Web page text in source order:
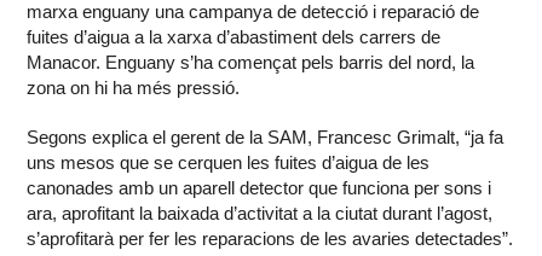
marxa enguany una campanya de detecció i reparació de
fuites d’aigua a la xarxa d’abastiment dels carrers de
Manacor. Enguany s’ha començat pels barris del nord, la
zona on hi ha més pressió.
Segons explica el gerent de la SAM, Francesc Grimalt, “ja fa
uns mesos que se cerquen les fuites d’aigua de les
canonades amb un aparell detector que funciona per sons i
ara, aprofitant la baixada d’activitat a la ciutat durant l’agost,
s’aprofitarà per fer les reparacions de les avaries detectades”.